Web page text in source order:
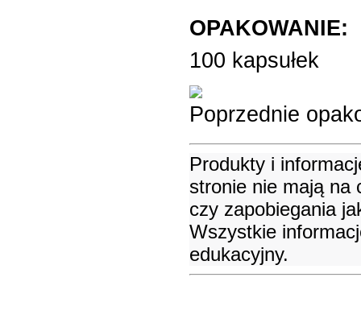
OPAKOWANIE:
100 kapsułek
Poprzednie
Produkty i
stronie nie mają na
czy zapobiegania
Wszystkie
edukacyjny.